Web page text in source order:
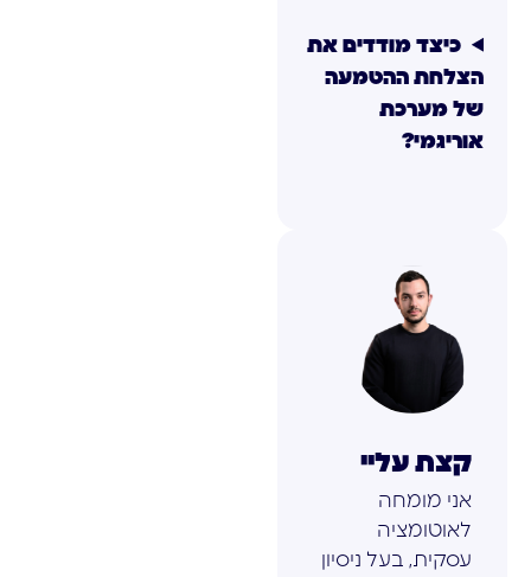
כיצד מודדים את
הצלחת ההטמעה
של מערכת
אוריגמי?
קצת עליי
אני מומחה
לאוטומציה
עסקית, בעל ניסיון